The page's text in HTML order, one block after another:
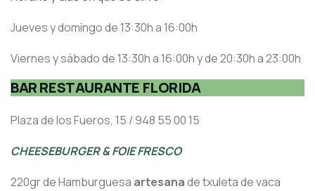
Jueves y domingo de 13:30h a 16:00h
Viernes y sábado de 13:30h a 16:00h y de 20:30h a 23:00h
BAR RESTAURANTE FLORIDA
Plaza de los Fueros, 15 / 948 55 00 15
CHEESEBURGER & FOIE FRESCO
220gr de Hamburguesa artesanade txuleta de vaca